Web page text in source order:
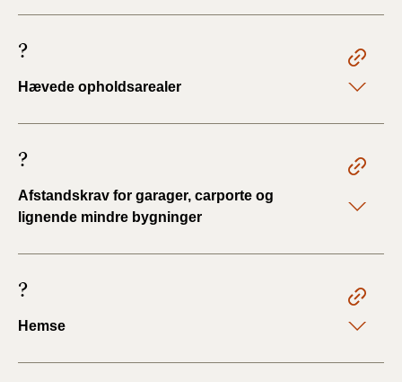
?
Hævede opholdsarealer
?
Afstandskrav for garager, carporte og
lignende mindre bygninger
?
Hemse